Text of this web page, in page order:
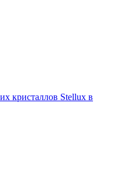
кристаллов Stellux в